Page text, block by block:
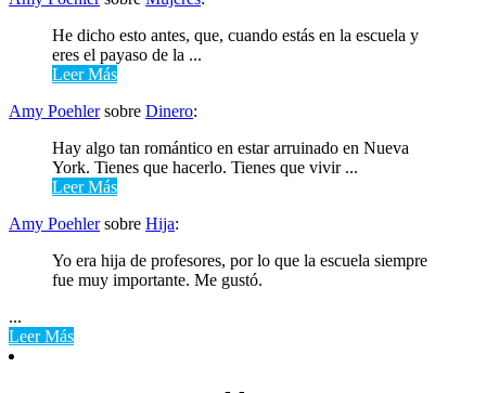
He dicho esto antes, que, cuando estás en la escuela y
eres el payaso de la ...
Leer Más
Amy Poehlersobre Dinero:
Hay algo tan romántico en estar arruinado en Nueva
York. Tienes que hacerlo. Tienes que vivir ...
Leer Más
Amy Poehlersobre Hija:
Yo era hija de profesores, por lo que la escuela siempre
fue muy importante. Me gustó.
...
Leer Más